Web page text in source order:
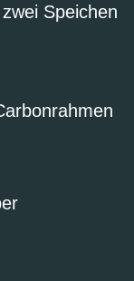
Speichen